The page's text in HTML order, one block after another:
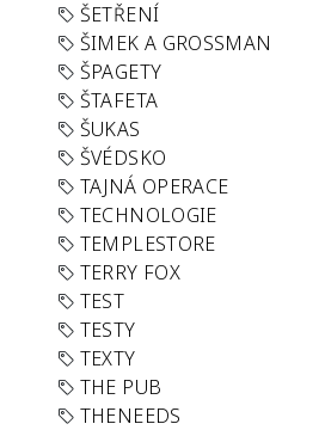
ŠETŘENÍ
ŠIMEK A GROSSMAN
ŠPAGETY
ŠTAFETA
ŠUKAS
ŠVÉDSKO
TAJNÁ OPERACE
TECHNOLOGIE
TEMPLESTORE
TERRY FOX
TEST
TESTY
TEXTY
THE PUB
THENEEDS